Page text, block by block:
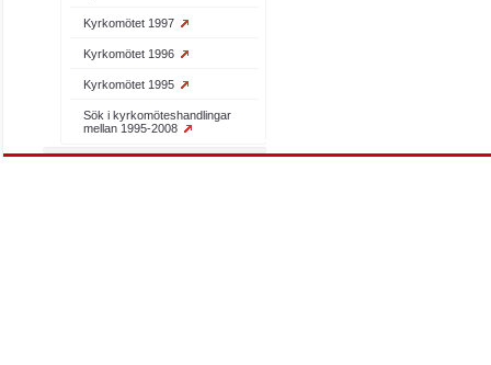
Kyrkomötet 1997
Kyrkomötet 1996
Kyrkomötet 1995
Sök i kyrkomöteshandlingar
mellan 1995-2008